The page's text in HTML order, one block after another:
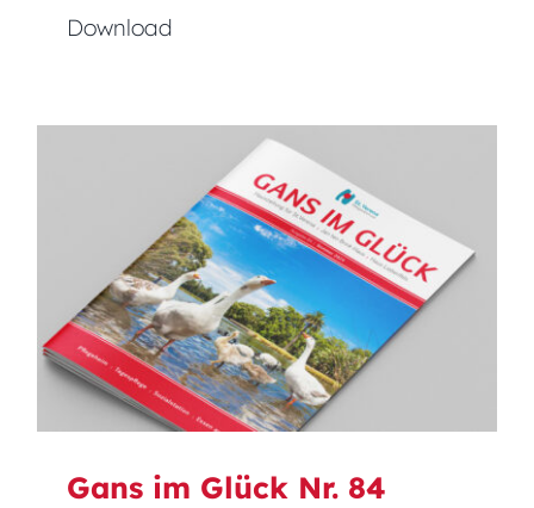
Download
Gans im Glück Nr. 84
Gans im Glück Nr. 84